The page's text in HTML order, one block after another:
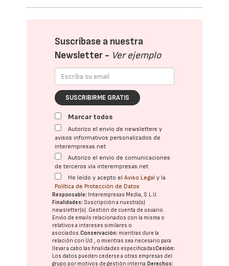
Suscríbase a nuestra
Newsletter - Ver ejemplo
SUSCRIBIRME GRATIS
Marcar todos
Autorizo el envío de newsletters y
avisos informativos personalizados de
interempresas.net
Autorizo el envío de comunicaciones
de terceros vía interempresas.net
He leído y acepto elAviso Legal y la
Política de Protección de Datos
Responsable: Interempresas Media, S.L.U.
Finalidades: Suscripción a nuestra(s)
newsletter(s). Gestión de cuenta de usuario.
Envío de emails relacionados con la misma o
relativos a intereses similares o
asociados.Conservación: mientras dure la
relación con Ud., o mientras sea necesario para
llevar a cabo las finalidades especificadasCesión:
Los datos pueden cederse a otras empresas del
grupo por motivos de gestión interna. Derechos: